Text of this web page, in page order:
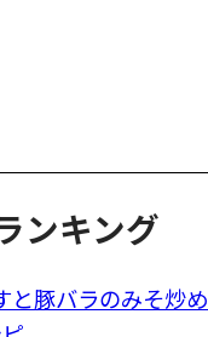
ンキング